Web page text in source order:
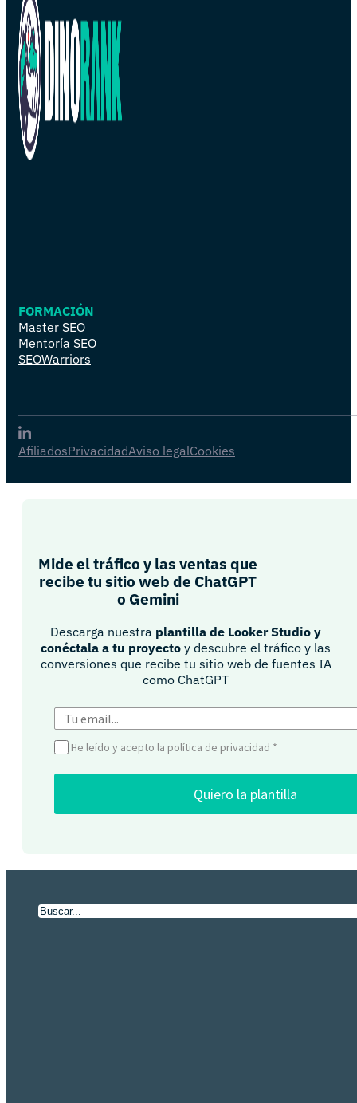
FORMACIÓN
Master SEO
Mentoría SEO
SEOWarriors
AfiliadosPrivacidadAviso legalCookies
Mide el tráfico y las ventas que
recibe tu sitio web de ChatGPT
o Gemini​
Descarga nuestra plantilla de Looker Studio y
conéctala a tu proyecto y descubre el tráfico y las
conversiones que recibe tu sitio web de fuentes IA
como ChatGPT​
He leído y acepto la política de privacidad *
Quiero la plantilla